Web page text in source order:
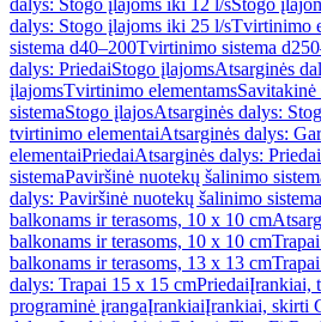
dalys: Stogo įlajoms iki 12 l/sStogo
dalys: Stogo įlajoms iki 25 l/sTvirtinimo
sistema d40–200Tvirtinimo sistema
dalys: PriedaiStogo įlajomsAtsarginės
įlajomsTvirtinimo elementamsSavitakinė
sistemaStogo įlajosAtsarginės dalys:
tvirtinimo elementaiAtsarginės dalys:
elementaiPriedaiAtsarginės dalys: Priedai
sistemaPaviršinė nuotekų šalinimo
dalys: Paviršinė nuotekų šalinimo
balkonams ir terasoms, 10 x 10 cm
balkonams ir terasoms, 10 x 10 cm
balkonams ir terasoms, 13 x 13 cm
dalys: Trapai 15 x 15 cmPriedaiĮrankiai,
programinė įrangaĮrankiaiĮrankiai, skirti